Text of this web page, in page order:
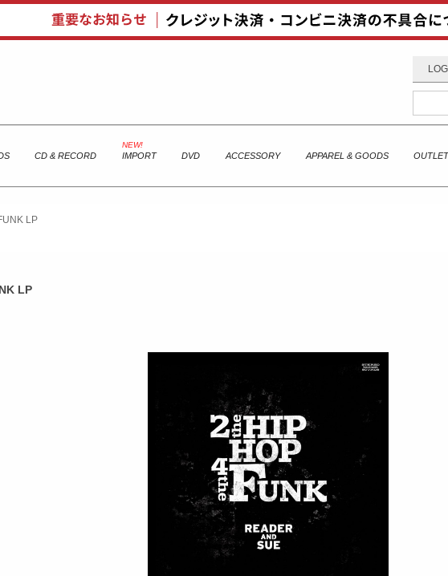
CD & RECORD IMPORT DVD ACCESSORY APPAREL & GOODS
LP
LP